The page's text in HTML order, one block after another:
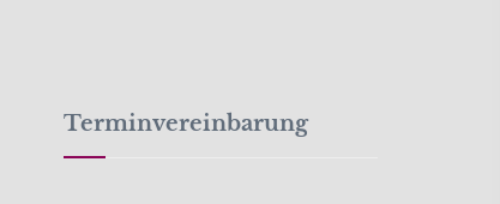
Terminvereinbarung